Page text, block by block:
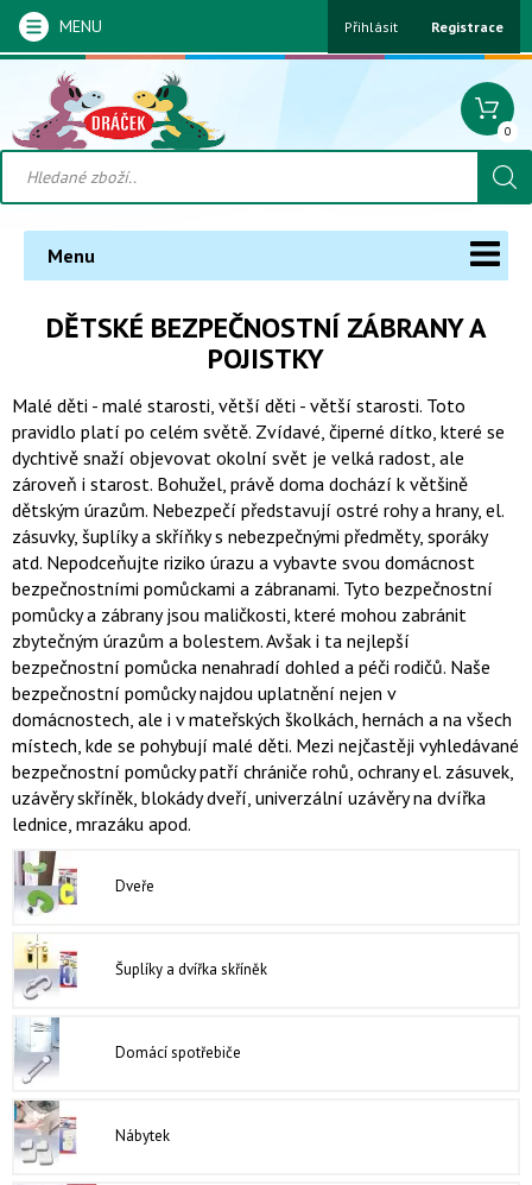
MENU Přihlásit Registrace
0
Menu
DĚTSKÉ BEZPEČNOSTNÍ ZÁBRANY A
POJISTKY
Malé děti - malé starosti, větší děti - větší starosti. Toto
pravidlo platí po celém světě. Zvídavé, čiperné dítko, které se
dychtivě snaží objevovat okolní svět je velká radost, ale
zároveň i starost. Bohužel, právě doma dochází k většině
dětským úrazům. Nebezpečí představují ostré rohy a hrany, el.
zásuvky, šuplíky a skříňky s nebezpečnými předměty, sporáky
atd. Nepodceňujte riziko úrazu a vybavte svou domácnost
bezpečnostními pomůckami a zábranami. Tyto bezpečnostní
pomůcky a zábrany jsou maličkosti, které mohou zabránit
zbytečným úrazům a bolestem. Avšak i ta nejlepší
bezpečnostní pomůcka nenahradí dohled a péči rodičů. Naše
bezpečnostní pomůcky najdou uplatnění nejen v
domácnostech, ale i v mateřských školkách, hernách a na všech
místech, kde se pohybují malé děti. Mezi nejčastěji vyhledávané
bezpečnostní pomůcky patří chrániče rohů, ochrany el. zásuvek,
uzávěry skříněk, blokády dveří, univerzální uzávěry na dvířka
lednice, mrazáku apod.
Dveře
Šuplíky a dvířka skříněk
Domácí spotřebiče
Nábytek